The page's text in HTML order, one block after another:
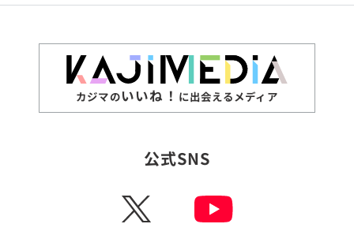
カジマのいいね！ に出会えるメディア
公式SNS
X